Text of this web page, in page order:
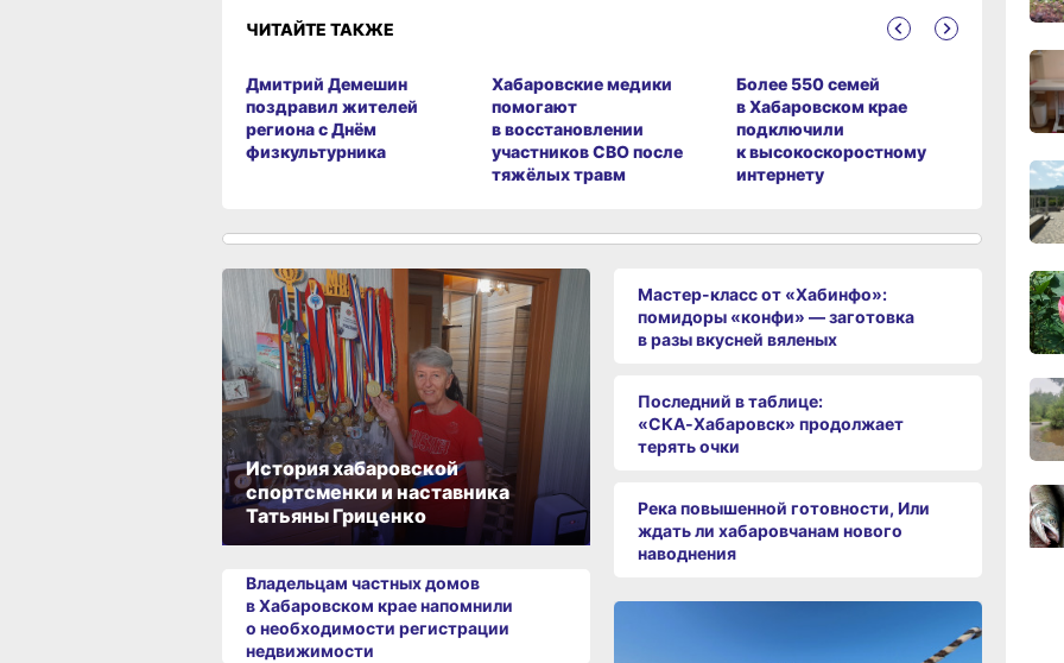
ЧИТАЙТЕ ТАКЖЕ
Дмитрий Демешин
поздравил жителей
региона с Днём
физкультурника
Хабаровские медики
помогают
в восстановлении
участников СВО после
тяжёлых травм
Более 550 семей
в Хабаровском крае
подключили
к высокоскоростному
интернету
В
вынес
за
История хабаровской
спортсменки и наставника
Татьяны Гриценко
Владельцам частных домов
в Хабаровском крае напомнили
о необходимости регистрации
недвижимости
Мастер-класс от «Хабинфо»:
помидоры «конфи» — заготовка
в разы вкусней вяленых
Последний в таблице:
«СКА‑Хабаровск» продолжает
терять очки
Река повышенной готовности, Или
ждать ли хабаровчанам нового
наводнения